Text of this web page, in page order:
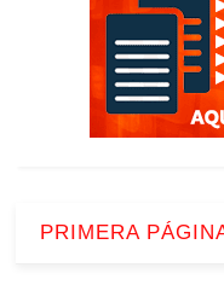
PRIMERA